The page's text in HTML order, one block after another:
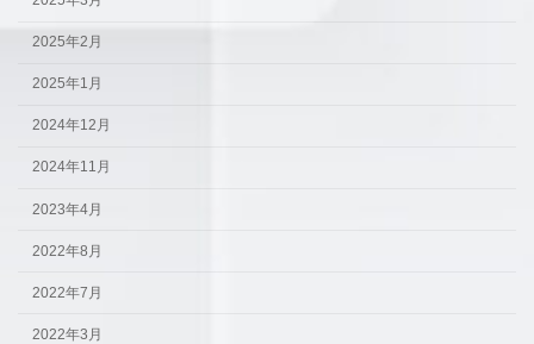
2025年2月
2025年1月
2024年12月
2024年11月
2023年4月
2022年8月
2022年7月
2022年3月